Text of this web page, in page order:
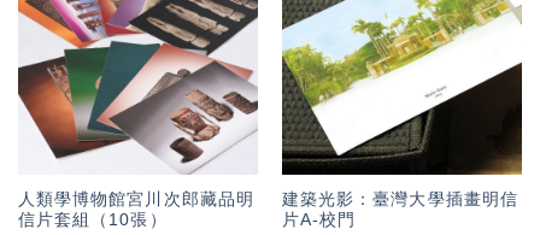
「願
望輕
單」
人類學博物館宮川次郎藏品明
信片套組（10張）
「願
望輕
建築光影：臺灣大學插畫明信
片A-校門